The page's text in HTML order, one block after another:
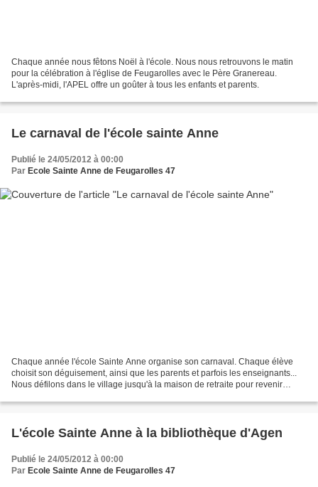
Chaque année nous fêtons Noël à l'école. Nous nous retrouvons le matin
pour la célébration à l'église de Feugarolles avec le Père Granereau.
L'après-midi, l'APEL offre un goûter à tous les enfants et parents.
Le carnaval de l'école sainte Anne
Publié le 24/05/2012 à 00:00
Par Ecole Sainte Anne de Feugarolles 47
Chaque année l'école Sainte Anne organise son carnaval. Chaque élève
choisit son déguisement, ainsi que les parents et parfois les enseignants...
Nous défilons dans le village jusqu'à la maison de retraite pour revenir
L'école Sainte Anne à la bibliothèque d'Agen
Publié le 24/05/2012 à 00:00
Par Ecole Sainte Anne de Feugarolles 47